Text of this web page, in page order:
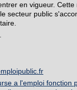
en vigueur. Cette
secteur public
a l'emploi fonction